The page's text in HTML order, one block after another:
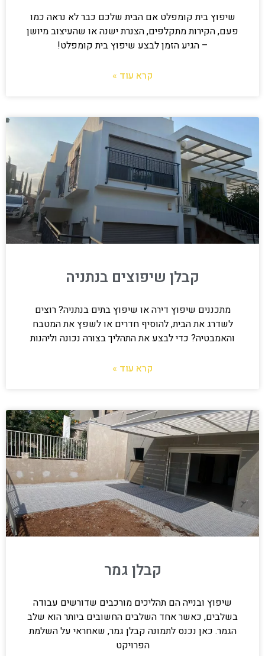
שיפוץ בית קומפלט אם הבית שלכם כבר לא נראה כמו
פעם, הקירות מתקלפים, הצנרת ישנה או שהעיצוב מיושן
– הגיע הזמן לבצע שיפוץ בית קומפלט!
קרא עוד »
קבלן שיפוצים בנתניה
מתכננים שיפוץ דירה או שיפוץ בתים בנתניה? רוצים
לשדרג את הבית, להוסיף חדרים או לשפץ את המטבח
והאמבטיה? כדי לבצע את התהליך בצורה נכונה וליהנות
קרא עוד »
קבלן גמר
שיפוץ ובנייה הם תהליכים מורכבים שדורשים עבודה
בשלבים, כאשר אחד השלבים החשובים ביותר הוא שלב
הגמר. כאן נכנס לתמונה קבלן גמר, שאחראי על השלמת
הפרויקט